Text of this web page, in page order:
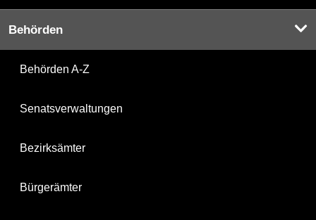
Behörden
Behörden A-Z
Senatsverwaltungen
Bezirksämter
Bürgerämter